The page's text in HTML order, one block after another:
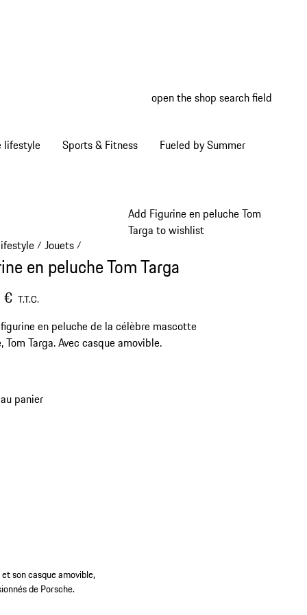
open the shop search field
Home lifestyle Sports & Fitness Fueled by Summer
Add Figurine en peluche Tom
Targa to wishlist
/ Jouets/
en peluche Tom Targa
€ T.T.C.
en peluche de la célèbre mascotte
Tom Targa. Avec casque amovible.
panier
son casque amovible,
de Porsche.